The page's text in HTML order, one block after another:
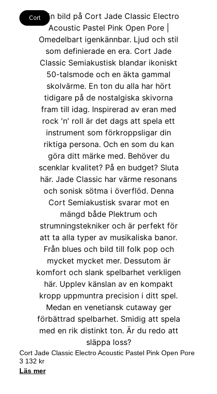
Cort
Cort Jade Classic Electro Acoustic Pastel Pink Open Pore
3 132 kr
Läs mer